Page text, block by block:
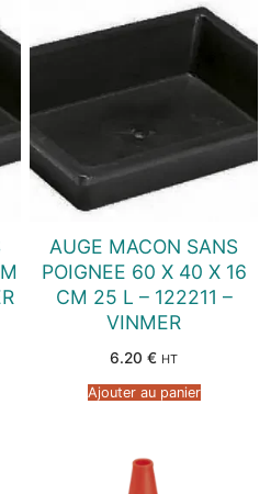
AUGE MACON SANS
POIGNEE 60 X 40 X 16
CM 25 L – 122211 –
VINMER
6.20 € HT
Ajouter au panier